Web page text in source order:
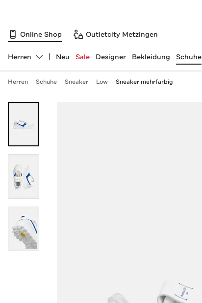
Online Shop Outletcity Metzingen
Abteilung ändern, ausgewählt:
Herren Neu Sale Designer Bekleidung Schuhe
Herren Schuhe Sneaker Low Sneaker mehrfarbig